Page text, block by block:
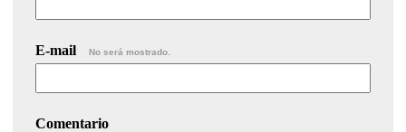
E-mail No será mostrado.
Comentario